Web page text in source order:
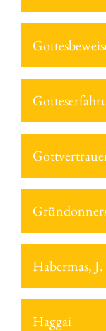
Habermas,
Haggai